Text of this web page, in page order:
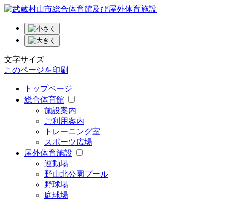
文字サイズ
このページを印刷
トップページ
総合体育館
施設案内
ご利用案内
トレーニング室
スポーツ広場
屋外体育施設
運動場
野山北公園プール
野球場
庭球場